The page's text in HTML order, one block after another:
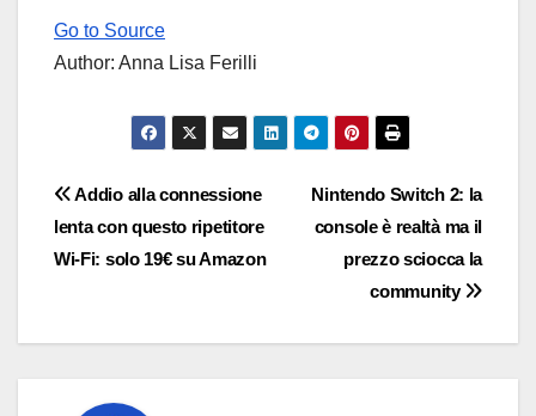
Go to Source
Author: Anna Lisa Ferilli
Navigazione
articoli
Nintendo Switch 2: la
console è realtà ma il
prezzo sciocca la
community
Addio alla connessione
lenta con questo ripetitore
Wi-Fi: solo 19€ su Amazon